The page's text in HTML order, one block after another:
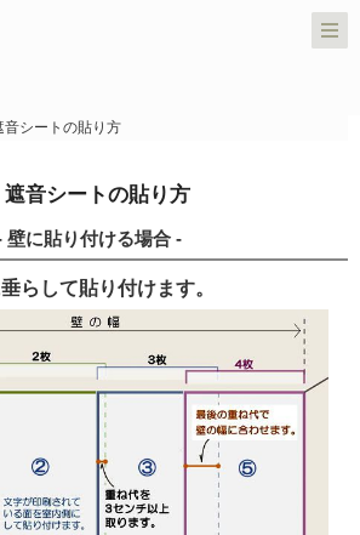
音シートの貼り方
遮音シートの貼り方
壁に貼り付ける場合 -
らして貼り付けます。